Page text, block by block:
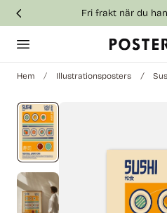
till innehållet Fri frakt när du
Hem Illustrationsposters